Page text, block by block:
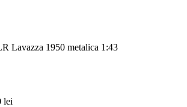
Lavazza 1950 metalica 1:43
lei